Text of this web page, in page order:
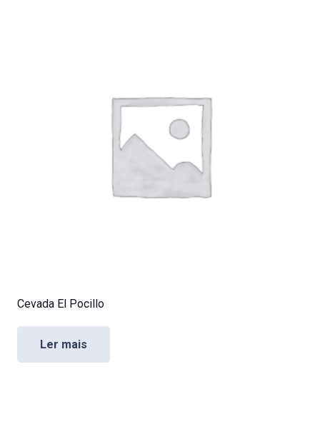
Cevada El Pocillo
Ler mais